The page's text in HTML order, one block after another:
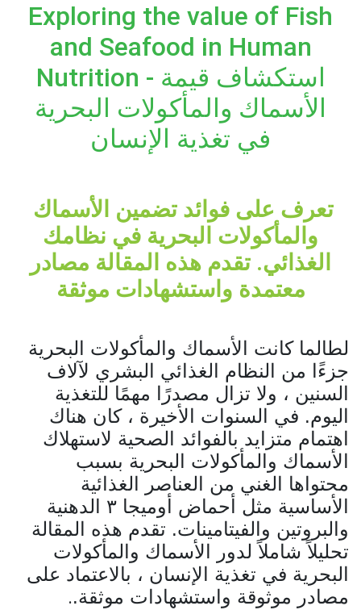
Exploring the value of Fish
and Seafood in Human
Nutrition - استكشاف قيمة
الأسماك والمأكولات البحرية
في تغذية الإنسان
والمأكولات البحرية في نظامك
الغذائي. تقدم هذه المقالة مصادر
معتمدة واستشهادات موثقة
لطالما كانت الأسماك والمأكولات البحرية
جزءًا من النظام الغذائي البشري لآلاف
السنين ، ولا تزال مصدرًا مهمًا للتغذية
اليوم. في السنوات الأخيرة ، كان هناك
اهتمام متزايد بالفوائد الصحية لاستهلاك
الأسماك والمأكولات البحرية بسبب
محتواها الغني من العناصر الغذائية
الأساسية مثل أحماض أوميجا ٣
الدهنية
والبروتين والفيتامينات. تقدم هذه المقالة
تحليلاً شاملاً لدور الأسماك والمأكولات
البحرية في تغذية الإنسان ، بالاعتماد على
مصادر موثوقة واستشهادات موثقة..